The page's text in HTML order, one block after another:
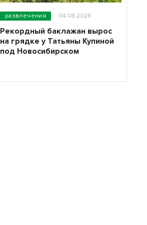
развлечения 04.08.2026
Рекордный баклажан вырос
на грядке у Татьяны Купиной
под Новосибирском